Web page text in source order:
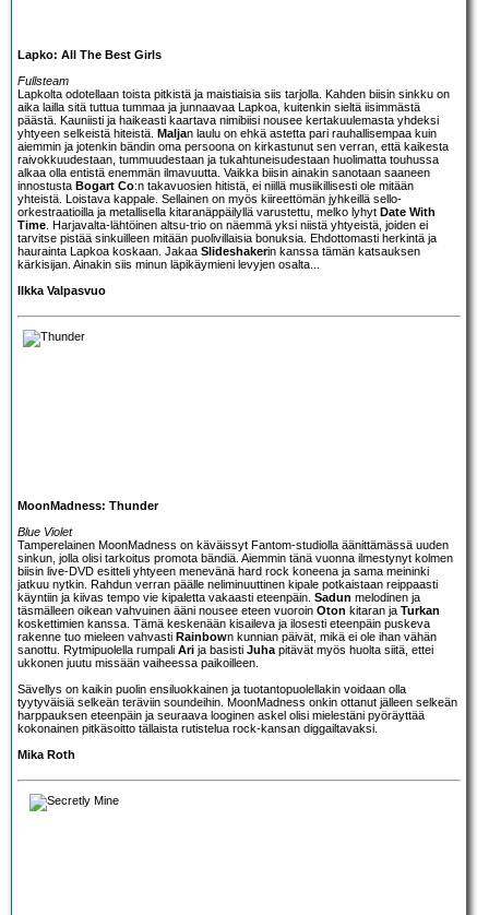
Lapko: All The Best Girls
Fullsteam
Lapkolta odotellaan toista pitkistä ja maistiaisia siis tarjolla. Kahden biisin sinkku on
aika lailla sitä tuttua tummaa ja junnaavaa Lapkoa, kuitenkin sieltä iisimmästä
päästä. Kauniisti ja haikeasti kaartava nimibiisi nousee kertakuulemasta yhdeksi
yhtyeen selkeistä hiteistä. Maljan laulu on ehkä astetta pari rauhallisempaa kuin
aiemmin ja jotenkin bändin oma persoona on kirkastunut sen verran, että kaikesta
raivokkuudestaan, tummuudestaan ja tukahtuneisudestaan huolimatta touhussa
alkaa olla entistä enemmän ilmavuutta. Vaikka biisin ainakin sanotaan saaneen
innostusta Bogart Co:n takavuosien hitistä, ei niillä musiikillisesti ole mitään
yhteistä. Loistava kappale. Sellainen on myös kiireettömän jyhkeillä sello-
orkestraatioilla ja metallisella kitaranäppäilyllä varustettu, melko lyhyt Date With
Time . Harjavalta-lähtöinen altsu-trio on näemmä yksi niistä yhtyeistä, joiden ei
tarvitse pistää sinkuilleen mitään puolivillaisia bonuksia. Ehdottomasti herkintä ja
haurainta Lapkoa koskaan. Jakaa Slideshakerin kanssa tämän katsauksen
kärkisijan. Ainakin siis minun läpikäymieni levyjen osalta...
Ilkka Valpasvuo
MoonMadness: Thunder
Blue Violet
Tamperelainen MoonMadness on käväissyt Fantom-studiolla äänittämässä uuden
sinkun, jolla olisi tarkoitus promota bändiä. Aiemmin tänä vuonna ilmestynyt kolmen
biisin live-DVD esitteli yhtyeen menevänä hard rock koneena ja sama meininki
jatkuu nytkin. Rahdun verran päälle neliminuuttinen kipale potkaistaan reippaasti
käyntiin ja kiivas tempo vie kipaletta vakaasti eteenpäin. Sadun melodinen ja
täsmälleen oikean vahvuinen ääni nousee eteen vuoroin Oton kitaran ja Turkan
koskettimien kanssa. Tämä keskenään kisaileva ja ilosesti eteenpäin puskeva
rakenne tuo mieleen vahvasti Rainbown kunnian päivät, mikä ei ole ihan vähän
sanottu. Rytmipuolella rumpali Ari ja basisti Juha pitävät myös huolta siitä, ettei
ukkonen juutu missään vaiheessa paikoilleen.
Sävellys on kaikin puolin ensiluokkainen ja tuotantopuolellakin voidaan olla
tyytyväisiä selkeän teräviin soundeihin. MoonMadness onkin ottanut jälleen selkeän
harppauksen eteenpäin ja seuraava looginen askel olisi mielestäni pyöräyttää
kokonainen pitkäsoitto tällaista rutistelua rock-kansan diggailtavaksi.
Mika Roth